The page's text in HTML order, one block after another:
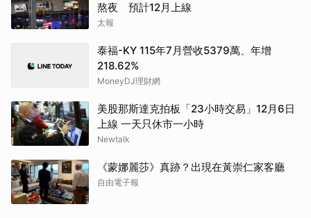
熬夜 預計12月上線
太報
泰福-KY 115年7月營收5379萬、年增
218.62%
MoneyDJ理財網
美股那斯達克拍板「23小時交易」12月6日
上線 一天只休市一小時
Newtalk
《蒙娜麗莎》真跡？出現在黃崇仁家客廳
自由電子報